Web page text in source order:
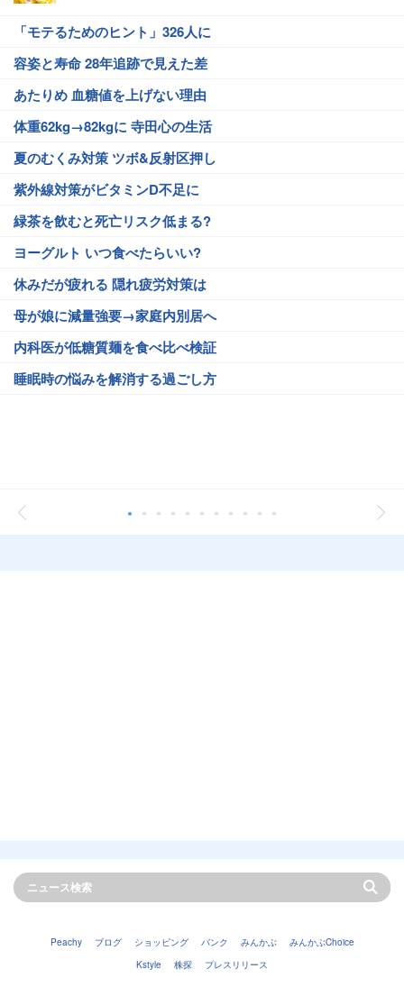
「モテるためのヒント」326人に
容姿と寿命 28年追跡で見えた差
あたりめ 血糖値を上げない理由
体重62kg→82kgに 寺田心の生活
夏のむくみ対策 ツボ&反射区押し
紫外線対策がビタミンD不足に
緑茶を飲むと死亡リスク低まる?
ヨーグルト いつ食べたらいい?
休みだが疲れる 隠れ疲労対策は
母が娘に減量強要→家庭内別居へ
内科医が低糖質麺を食べ比べ検証
睡眠時の悩みを解消する過ごし方
Peachy ブログ ショッピング バンク みんかぶ
みんかぶChoice
Kstyle
株探 プレスリリース